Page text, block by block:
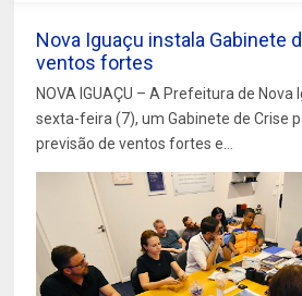
Nova Iguaçu instala Gabinete
ventos fortes
NOVA IGUAÇU – A Prefeitura de
sexta-feira (7), um Gabinete de Crise
previsão de ventos fortes e...